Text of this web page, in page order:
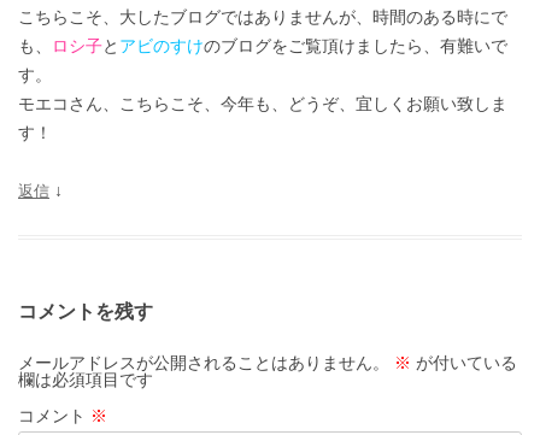
こちらこそ、大したブログではありませんが、時間のある時にで
も、
ロシ子と アビのすけのブログをご覧頂けましたら、有難いで
す。
モエコさん、こちらこそ、今年も、どうぞ、宜しくお願い致しま
す！
返信 ↓
コメントを残す
メールアドレスが公開されることはありません。 ※ が付いている
欄は必須項目です
コメント ※